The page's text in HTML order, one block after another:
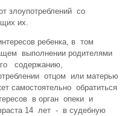
злоупотреблений со
их.
ребенка, в том
выполнении родителями
содержанию,
отцом или матерью
самостоятельно обратиться
в орган опеки и
14 лет - в судебную